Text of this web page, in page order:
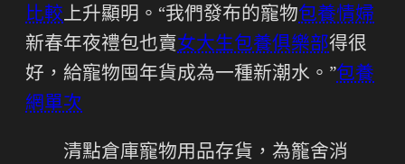
比較上升顯明。“我們發布的寵物包養情婦
新春年夜禮包也賣女大生包養俱樂部得很
好，給寵物囤年貨成為一種新潮水。”包養
網單次
清點倉庫寵物用品存貨，為籠舍消